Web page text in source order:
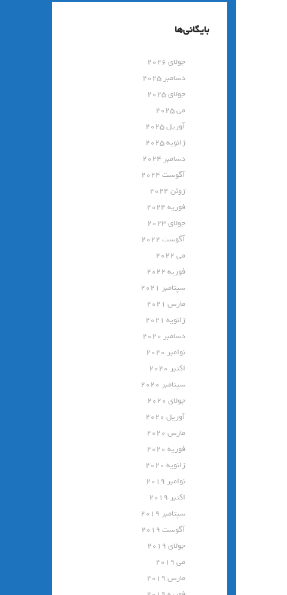
بایگانی‌ها
جولای 2026
دسامبر 2025
جولای 2025
می 2025
آوریل 2025
ژانویه 2025
دسامبر 2024
آگوست 2024
ژوئن 2024
فوریه 2024
جولای 2023
آگوست 2022
می 2022
فوریه 2022
سپتامبر 2021
مارس 2021
ژانویه 2021
دسامبر 2020
نوامبر 2020
اکتبر 2020
سپتامبر 2020
جولای 2020
آوریل 2020
مارس 2020
فوریه 2020
ژانویه 2020
نوامبر 2019
اکتبر 2019
سپتامبر 2019
آگوست 2019
جولای 2019
می 2019
مارس 2019